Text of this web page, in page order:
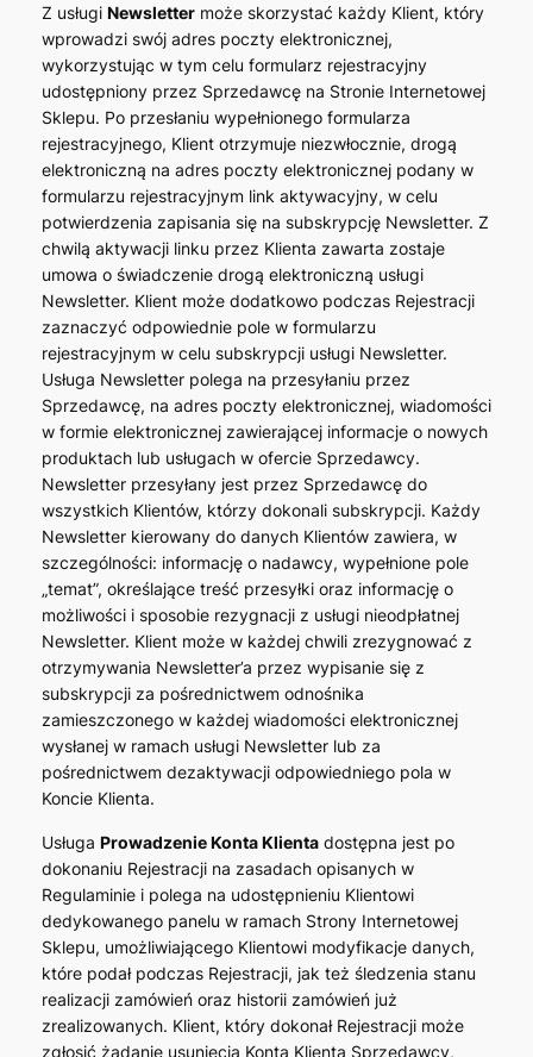
Z usługi Newslettermoże skorzystać każdy Klient, który
wprowadzi swój adres poczty elektronicznej,
wykorzystując w tym celu formularz rejestracyjny
udostępniony przez Sprzedawcę na Stronie Internetowej
Sklepu. Po przesłaniu wypełnionego formularza
rejestracyjnego, Klient otrzymuje niezwłocznie, drogą
elektroniczną na adres poczty elektronicznej podany w
formularzu rejestracyjnym link aktywacyjny, w celu
potwierdzenia zapisania się na subskrypcję Newsletter. Z
chwilą aktywacji linku przez Klienta zawarta zostaje
umowa o świadczenie drogą elektroniczną usługi
Newsletter. Klient może dodatkowo podczas Rejestracji
zaznaczyć odpowiednie pole w formularzu
rejestracyjnym w celu subskrypcji usługi Newsletter.
Usługa Newsletter polega na przesyłaniu przez
Sprzedawcę, na adres poczty elektronicznej, wiadomości
w formie elektronicznej zawierającej informacje o nowych
produktach lub usługach w ofercie Sprzedawcy.
Newsletter przesyłany jest przez Sprzedawcę do
wszystkich Klientów, którzy dokonali subskrypcji. Każdy
Newsletter kierowany do danych Klientów zawiera, w
szczególności: informację o nadawcy, wypełnione pole
„temat”, określające treść przesyłki oraz informację o
możliwości i sposobie rezygnacji z usługi nieodpłatnej
Newsletter. Klient może w każdej chwili zrezygnować z
otrzymywania Newsletter’a przez wypisanie się z
subskrypcji za pośrednictwem odnośnika
zamieszczonego w każdej wiadomości elektronicznej
wysłanej w ramach usługi Newsletter lub za
pośrednictwem dezaktywacji odpowiedniego pola w
Koncie Klienta.
Usługa Prowadzenie Konta Klientadostępna jest po
dokonaniu Rejestracji na zasadach opisanych w
Regulaminie i polega na udostępnieniu Klientowi
dedykowanego panelu w ramach Strony Internetowej
Sklepu, umożliwiającego Klientowi modyfikacje danych,
które podał podczas Rejestracji, jak też śledzenia stanu
realizacji zamówień oraz historii zamówień już
zrealizowanych. Klient, który dokonał Rejestracji może
zgłosić żądanie usunięcia Konta Klienta Sprzedawcy,